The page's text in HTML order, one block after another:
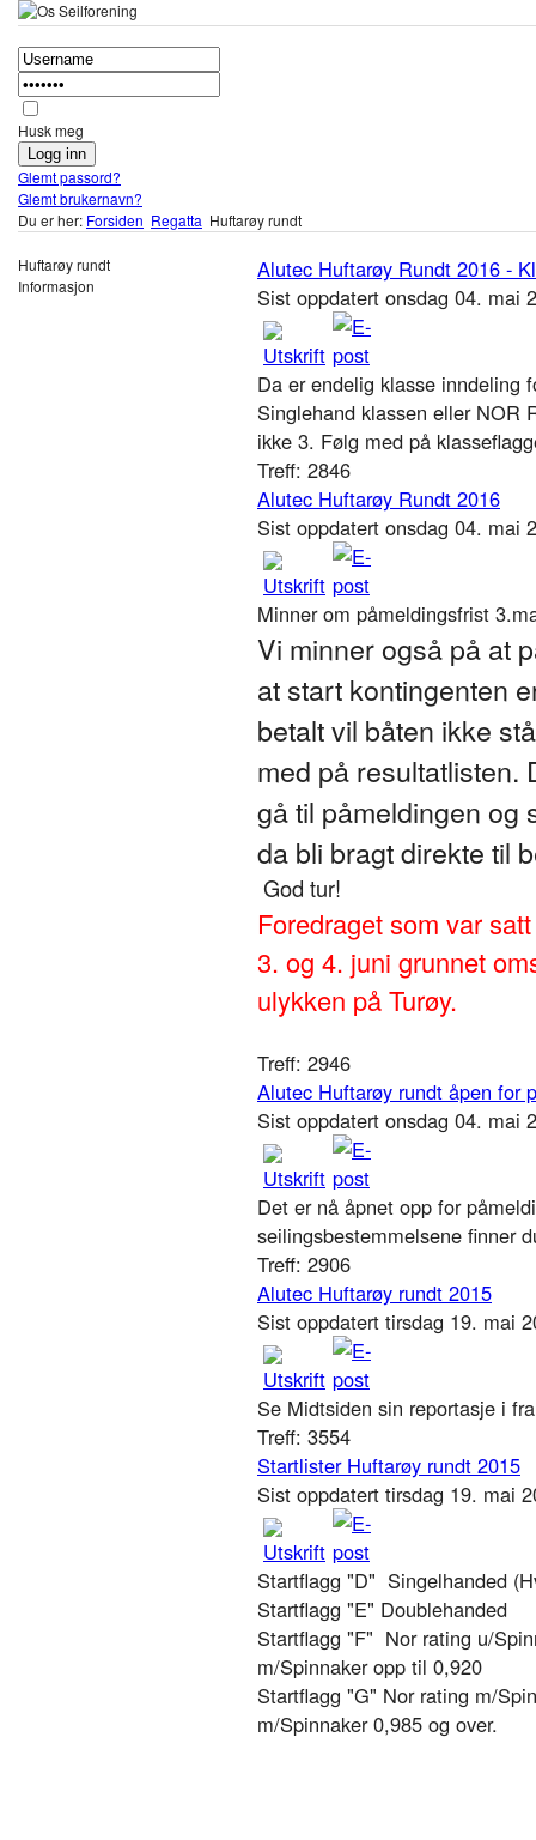
Husk meg
Glemt passord?
Glemt brukernavn?
Du er her: Forsiden Regatta Huftarøy rundt
Huftarøy rundt
Informasjon
Alutec Huftarøy Rundt 2016 -
Sist oppdatert onsdag 04. mai
Da er endelig klasse inndeling
Singlehand klassen eller NOR
ikke 3. Følg med på
Treff: 2846
Alutec Huftarøy Rundt 2016
Sist oppdatert onsdag 04. mai
Minner om påmeldingsfrist
Vi minner også på at
at start kontingenten
betalt vil båten ikke
med på resultatlisten.
gå til påmeldingen og
da bli bragt direkte til
God tur!
Foredraget som var
3. og 4. juni grunnet
ulykken på Turøy.
Treff: 2946
Alutec Huftarøy rundt åpen for
Sist oppdatert onsdag 04. mai
Det er nå åpnet opp for
seilingsbestemmelsene finner
Treff: 2906
Alutec Huftarøy rundt 2015
Sist oppdatert tirsdag 19. mai
Se Midtsiden sin reportasje i
Treff: 3554
Startlister Huftarøy rundt 2015
Sist oppdatert tirsdag 19. mai
Startflagg "D" Singelhanded
Startflagg "E" Doublehanded
Startflagg "F" Nor rating u/
m/Spinnaker opp til 0,920
Startflagg "G" Nor rating m/
m/Spinnaker 0,985 og over.